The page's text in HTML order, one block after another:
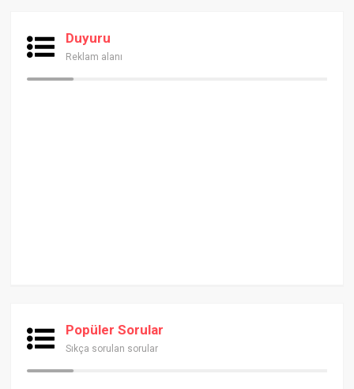
Duyuru
Reklam alanı
Popüler Sorular
Sıkça sorulan sorular